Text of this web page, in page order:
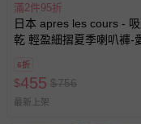
運送服務：目前提
區，可能會無法配
亦保留出貨與否的
商品實際的配達日
已出貨通知之訊息
滿2件95折
日本 apres les cours -
乾 輕盈細摺夏季喇叭褲-
6折
$455 $756
最新上架